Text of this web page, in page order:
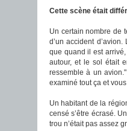
Cette scène était
Un certain nombre de
d’un accident
que quand il est
autour, et le sol était
ressemble à un
examiné tout ça et
Un habitant de la
censé s’être écrasé.
trou n’était pas assez